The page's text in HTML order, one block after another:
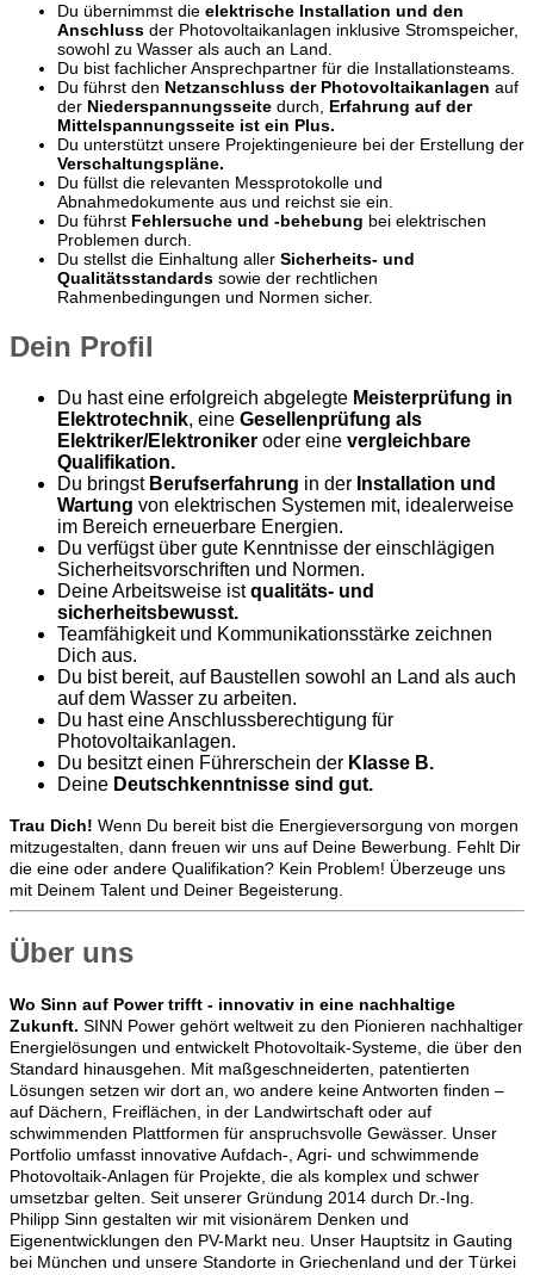
Du übernimmst die elektrische Installation und den
Anschluss der Photovoltaikanlagen inklusive Stromspeicher,
sowohl zu Wasser als auch an Land.
Du bist fachlicher Ansprechpartner für die Installationsteams.
Du führst den Netzanschluss der Photovoltaikanlagen auf
der Niederspannungsseite durch, Erfahrung auf der
Mittelspannungsseite ist ein Plus.
Du unterstützt unsere Projektingenieure bei der Erstellung der
Verschaltungspläne.
Du füllst die relevanten Messprotokolle und
Abnahmedokumente aus und reichst sie ein.
Du führst Fehlersuche und -behebung bei elektrischen
Problemen durch.
Du stellst die Einhaltung aller Sicherheits- und
Qualitätsstandards sowie der rechtlichen
Rahmenbedingungen und Normen sicher.
Dein Profil
Du hast eine erfolgreich abgelegte Meisterprüfung in
Elektrotechnik, eine Gesellenprüfung als
Elektriker/Elektroniker oder eine vergleichbare
Qualifikation.
Du bringst Berufserfahrung in der Installation und
Wartung von elektrischen Systemen mit, idealerweise
im Bereich erneuerbare Energien.
Du verfügst über gute Kenntnisse der einschlägigen
Sicherheitsvorschriften und Normen.
Deine Arbeitsweise istqualitäts- und
sicherheitsbewusst.
Teamfähigkeit und Kommunikationsstärke zeichnen
Dich aus.
Du bist bereit, auf Baustellen sowohl an Land als auch
auf dem Wasser zu arbeiten.
Du hast eine Anschlussberechtigung für
Photovoltaikanlagen.
Du besitzt einen Führerschein der Klasse B.
Deine Deutschkenntnisse sind gut.
Trau Dich! Wenn Du bereit bist die Energieversorgung von morgen
mitzugestalten, dann freuen wir uns auf Deine Bewerbung. Fehlt Dir
die eine oder andere Qualifikation? Kein Problem! Überzeuge uns
mit Deinem Talent und Deiner Begeisterung.
Über uns
Wo Sinn auf Power trifft - innovativ in eine nachhaltige
Zukunft. SINN Power gehört weltweit zu den Pionieren nachhaltiger
Energielösungen und entwickelt Photovoltaik-Systeme, die über den
Standard hinausgehen. Mit maßgeschneiderten, patentierten
Lösungen setzen wir dort an, wo andere keine Antworten finden –
auf Dächern, Freiflächen, in der Landwirtschaft oder auf
schwimmenden Plattformen für anspruchsvolle Gewässer. Unser
Portfolio umfasst innovative Aufdach-, Agri- und schwimmende
Photovoltaik-Anlagen für Projekte, die als komplex und schwer
umsetzbar gelten. Seit unserer Gründung 2014 durch Dr.-Ing.
Philipp Sinn gestalten wir mit visionärem Denken und
Eigenentwicklungen den PV-Markt neu. Unser Hauptsitz in Gauting
bei München und unsere Standorte in Griechenland und der Türkei